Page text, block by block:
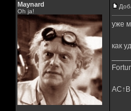
Maynard
Oh ja!
уже
как